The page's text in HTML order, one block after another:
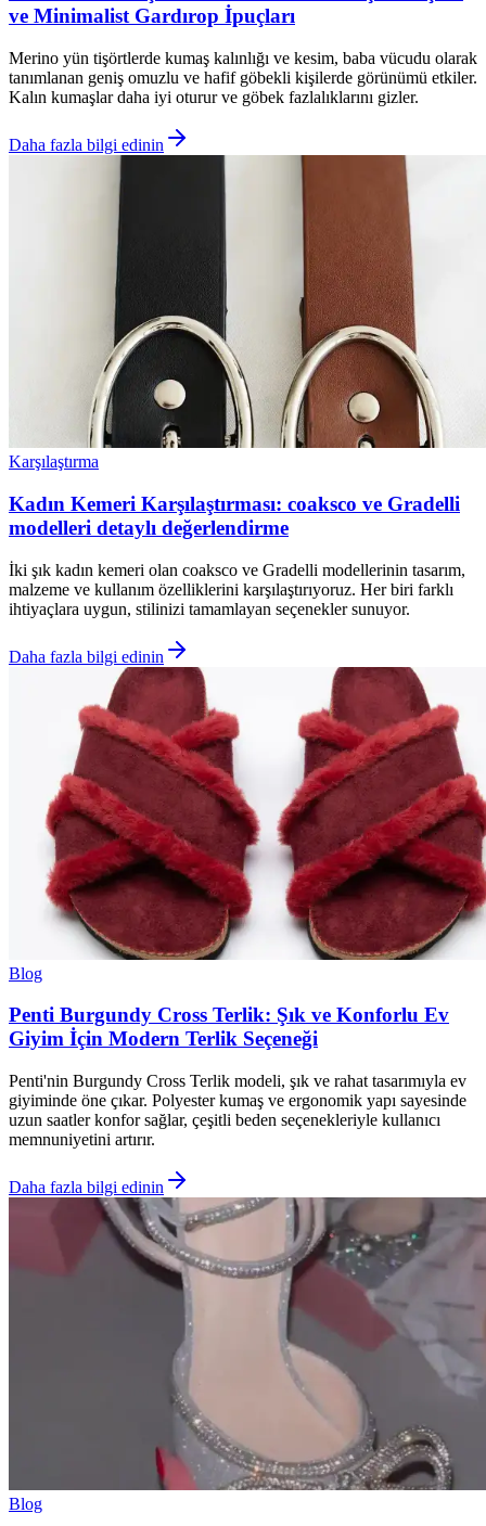
ve Minimalist Gardırop İpuçları
Merino yün tişörtlerde kumaş kalınlığı ve kesim, baba vücudu olarak
tanımlanan geniş omuzlu ve hafif göbekli kişilerde görünümü etkiler.
Kalın kumaşlar daha iyi oturur ve göbek fazlalıklarını gizler.
Daha fazla bilgi edinin
Karşılaştırma
Kadın Kemeri Karşılaştırması: coaksco ve Gradelli
modelleri detaylı değerlendirme
İki şık kadın kemeri olan coaksco ve Gradelli modellerinin tasarım,
malzeme ve kullanım özelliklerini karşılaştırıyoruz. Her biri farklı
ihtiyaçlara uygun, stilinizi tamamlayan seçenekler sunuyor.
Daha fazla bilgi edinin
Blog
Penti Burgundy Cross Terlik: Şık ve Konforlu Ev
Giyim İçin Modern Terlik Seçeneği
Penti'nin Burgundy Cross Terlik modeli, şık ve rahat tasarımıyla ev
giyiminde öne çıkar. Polyester kumaş ve ergonomik yapı sayesinde
uzun saatler konfor sağlar, çeşitli beden seçenekleriyle kullanıcı
memnuniyetini artırır.
Daha fazla bilgi edinin
Blog